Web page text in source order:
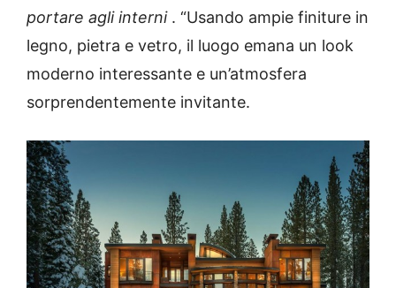
portare agli interni. “Usando ampie finiture in
legno, pietra e vetro, il luogo emana un look
moderno interessante e un’atmosfera
sorprendentemente invitante.